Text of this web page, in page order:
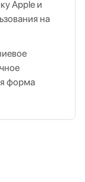
Apple и
на
форма